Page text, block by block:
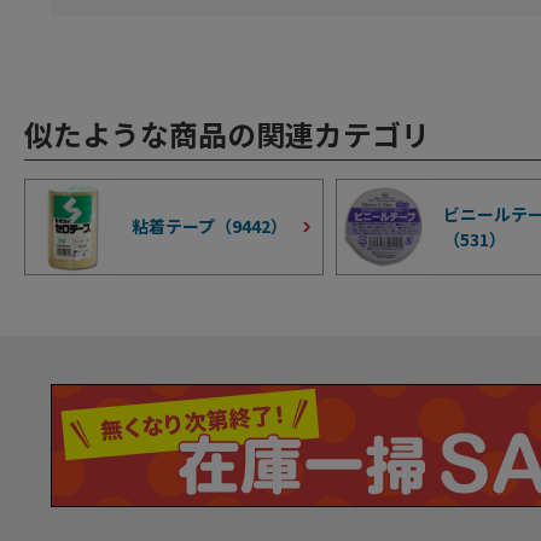
似たような商品の関連カテゴリ
粘着テープ（9442）
ビニールテ
（531）